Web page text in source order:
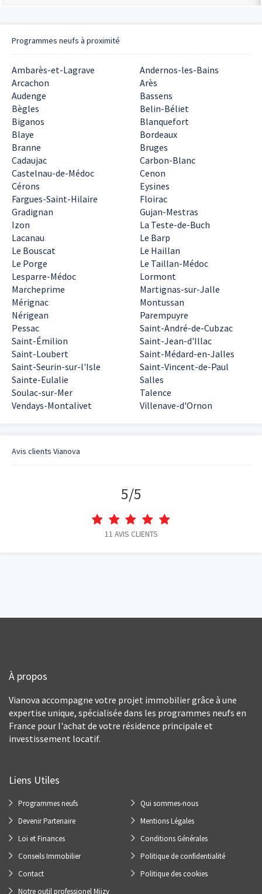
Programmes neufs à proximité
Ambarès-et-Lagrave
Andernos-les-Bains
Arcachon
Arès
Audenge
Bassens
Bègles
Belin-Béliet
Biganos
Blanquefort
Blaye
Bordeaux
Branne
Bruges
Cadaujac
Carbon-Blanc
Castelnau-de-Médoc
Cenon
Cérons
Eysines
Fargues-Saint-Hilaire
Floirac
Gradignan
Gujan-Mestras
Izon
La Teste-de-Buch
Lacanau
Le Barp
Le Bouscat
Le Haillan
Le Porge
Le Taillan-Médoc
Lesparre-Médoc
Lormont
Marcheprime
Martignas-sur-Jalle
Mérignac
Montussan
Nérigean
Parempuyre
Pessac
Saint-André-de-Cubzac
Saint-Émilion
Saint-Jean-d'Illac
Saint-Loubert
Saint-Médard-en-Jalles
Saint-Seurin-sur-l'Isle
Saint-Vincent-de-Paul
Sainte-Eulalie
Salles
Soulac-sur-Mer
Talence
Vendays-Montalivet
Villenave-d'Ornon
Avis clients Vianova
5/5
11 AVIS CLIENTS
À propos
Vianova accompagne votre projet immobilier grâce à une
expertise unique, spécialisée dans les programmes neufs en
France pour l'achat de votre résidence principale et
investissement locatif.
Liens Utiles
Programmes neufs
Devenir Partenaire
Loi et Finances
Conseils Immobilier
Contact
Notre outil professionel Miizy
Qui sommes-nous
Mentions Légales
Conditions Générales
Politique de confidentialité
Politique des cookies